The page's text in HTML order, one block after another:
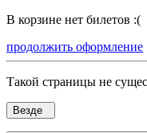
В корзине нет билетов :(
продолжить оформление
Такой страницы не
Везде